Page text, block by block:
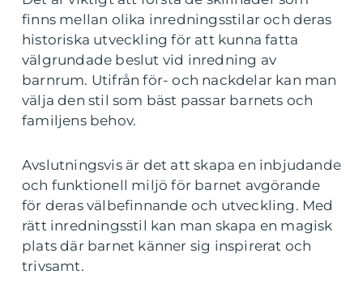
finns mellan olika inredningsstilar och deras
historiska utveckling för att kunna fatta
välgrundade beslut vid inredning av
barnrum. Utifrån för- och nackdelar kan man
välja den stil som bäst passar barnets och
familjens behov.
Avslutningsvis är det att skapa en inbjudande
och funktionell miljö för barnet avgörande
för deras välbefinnande och utveckling. Med
rätt inredningsstil kan man skapa en magisk
plats där barnet känner sig inspirerat och
trivsamt.